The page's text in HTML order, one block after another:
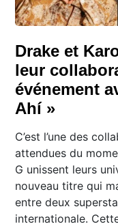
Drake et
leur
événement
Ahí »
C’est l’une des
attendues du
G unissent leurs
nouveau titre qui
entre deux
internationale.